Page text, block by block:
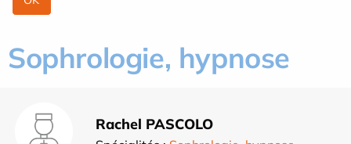
Sophrologie, hypnose
Rachel PASCOLO